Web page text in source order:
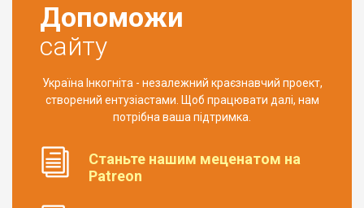
Допоможи
сайту
Україна Інкогніта - незалежний краєзнавчий проект,
створений ентузіастами. Щоб працювати далі, нам
потрібна ваша підтримка.
Станьте нашим меценатом на
Patreon